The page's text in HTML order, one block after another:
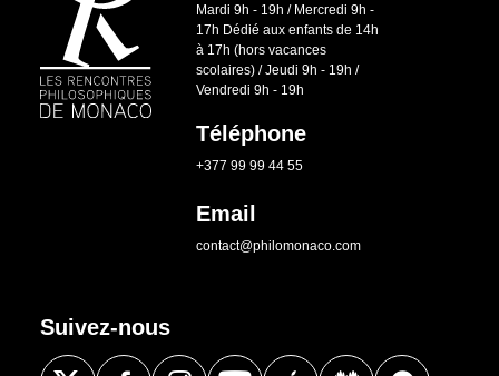
Mardi 9h - 19h / Mercredi 9h -
17h Dédié aux enfants de 14h
à 17h (hors vacances
scolaires) / Jeudi 9h - 19h /
Vendredi 9h - 19h
Téléphone
+377 99 99 44 55
Email
contact@philomonaco.com
Suivez-nous